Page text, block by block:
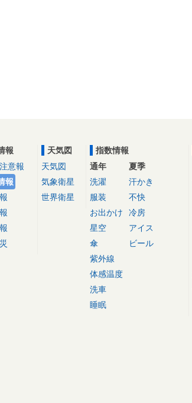
報
意報
報
天気図
天気図
気象衛星
世界衛星
指数情報
通年
洗濯
服装
お出かけ
星空
傘
紫外線
体感温度
洗車
睡眠
夏季
汗かき
不快
冷房
アイス
ビール